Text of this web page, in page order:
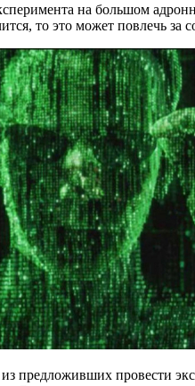
на большом
то это может повлечь
предложивших провести